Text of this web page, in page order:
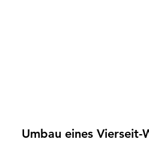
Umbau eines Vierseit-